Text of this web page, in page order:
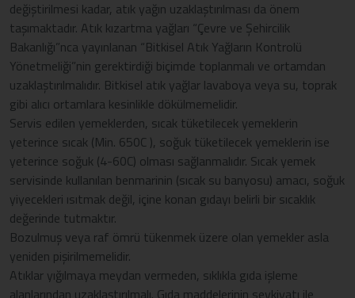
değiştirilmesi kadar, atık yağın uzaklaştırılması da önem
taşımaktadır. Atık kızartma yağları “Çevre ve Şehircilik
Bakanlığı”nca yayınlanan “Bitkisel Atık Yağların Kontrolü
Yönetmeliği”nin gerektirdiği biçimde toplanmalı ve ortamdan
uzaklaştırılmalıdır. Bitkisel atık yağlar lavaboya veya su, toprak
gibi alıcı ortamlara kesinlikle dökülmemelidir.
Servis edilen yemeklerden, sıcak tüketilecek yemeklerin
yeterince sıcak (Min. 650C ), soğuk tüketilecek yemeklerin ise
yeterince soğuk (4-60C) olması sağlanmalıdır. Sıcak yemek
servisinde kullanılan benmarinin (sıcak su banyosu) amacı, soğuk
yiyecekleri ısıtmak değil, içine konan gıdayı belirli bir sıcaklık
değerinde tutmaktır.
Bozulmuş veya raf ömrü tükenmek üzere olan yemekler asla
yeniden pişirilmemelidir.
Atıklar yığılmaya meydan vermeden, sıklıkla gıda işleme